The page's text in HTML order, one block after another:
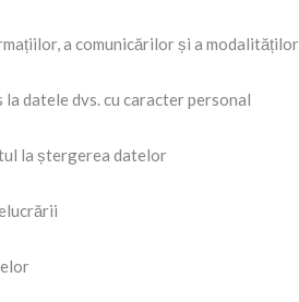
a comunicărilor și a
datele dvs. cu caracter personal
la ștergerea datelor